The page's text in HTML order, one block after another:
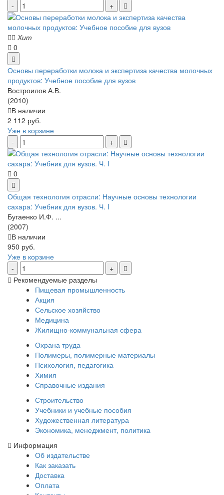
Хит
0
Основы переработки молока и экспертиза качества молочных
продуктов: Учебное пособие для вузов
Востроилов А.В.
(2010)
В наличии
2 112 руб.
Уже в корзине
0
Общая технология отрасли: Научные основы технологии
сахара: Учебник для вузов. Ч. I
Бугаенко И.Ф. ...
(2007)
В наличии
950 руб.
Уже в корзине
Рекомендуемые разделы
Пищевая промышленность
Акция
Сельское хозяйство
Медицина
Жилищно-коммунальная сфера
Охрана труда
Полимеры, полимерные материалы
Психология, педагогика
Химия
Справочные издания
Строительство
Учебники и учебные пособия
Художественная литература
Экономика, менеджмент, политика
Информация
Об издательстве
Как заказать
Доставка
Оплата